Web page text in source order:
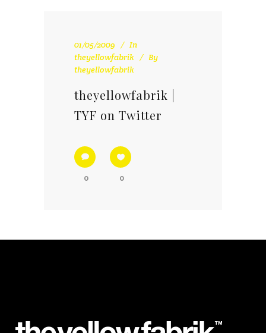
01/05/2009
In
theyellowfabrik
By
theyellowfabrik
theyellowfabrik |
TYF on Twitter
0 0